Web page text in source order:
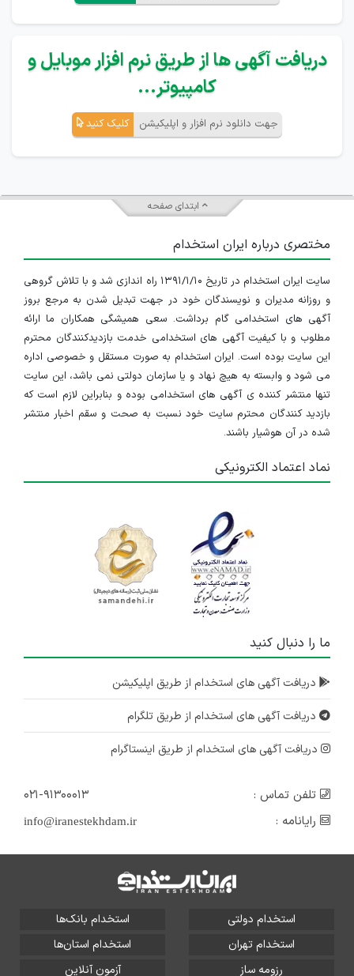
دریافت آگهی ها از طریق نرم افزار موبایل و
کامپیوتر...
جهت دانلود نرم افزار و اپلیکیشن کلیک کنید
ابتدای صفحه
مختصری درباره ایران استخدام
سایت ایران استخدام در تاریخ ۱۳۹۱/۱/۱۰ راه اندازی شد و با تلاش گروهی
و روزانه مدیران و نویسندگان خود در جهت تبدیل شدن به مرجع بروز
آگهی های استخدامی گام برداشت. سعی همیشگی همکاران ما ارائه
مطلوب و با کیفیت آگهی های استخدامی خدمت بازدیدکنندگان محترم
این سایت بوده است. ایران استخدام به صورت مستقل و خصوصی اداره
می شود و وابسته به هیچ نهاد و یا سازمان دولتی نمی باشد، این سایت
تنها منتشر کننده ی آگهی های استخدامی بوده و بنابراین لازم است که
بازدید کنندگان محترم سایت خود نسبت به صحت و سقم اخبار منتشر
شده در آن هوشیار باشند.
نماد اعتماد الکترونیکی
ما را دنبال کنید
دریافت آگهی های استخدام از طریق اپلیکیشن
دریافت آگهی های استخدام از طریق تلگرام
دریافت آگهی های استخدام از طریق اینستاگرام
تلفن تماس :
۰۲۱-۹۱۳۰۰۰۱۳
رایانامه :
info@iranestekhdam.ir
استخدام دولتی
استخدام بانک‌ها
استخدام تهران
استخدام استان‌ها
رزومه ساز
آزمون آنلاین